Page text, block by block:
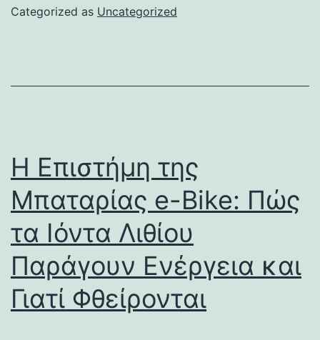
Categorized as Uncategorized
Η Επιστήμη της
Μπαταρίας e-Bike: Πώς
τα Ιόντα Λιθίου
Παράγουν Ενέργεια και
Γιατί Φθείρονται